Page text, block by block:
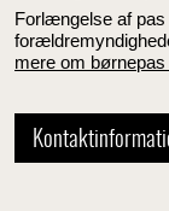
Forlængelse af pas
mere om børnepas